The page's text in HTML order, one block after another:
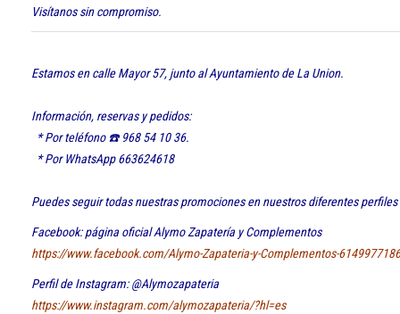
Visítanos sin compromiso.
Estamos en calle Mayor 57, junto al Ayuntamiento de La Union.
Información, reservas y pedidos:
* Por teléfono ☎️ 968 54 10 36.
* Por WhatsApp 663624618
Puedes seguir todas nuestras promociones en nuestros diferentes
Facebook: página oficial Alymo Zapatería y Complementos
https://www.facebook.com/Alymo-Zapateria-y-Complementos-
Perfil de Instagram: @Alymozapateria
https://www.instagram.com/alymozapateria/?hl=es